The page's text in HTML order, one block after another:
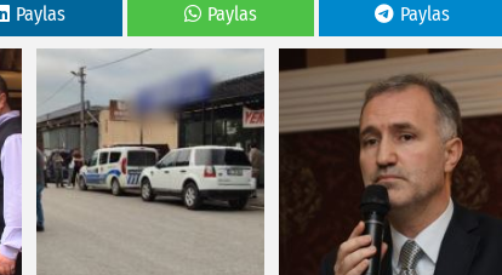
Paylas Paylas Paylas